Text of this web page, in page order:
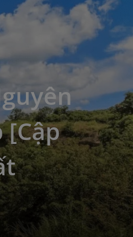
[Cập